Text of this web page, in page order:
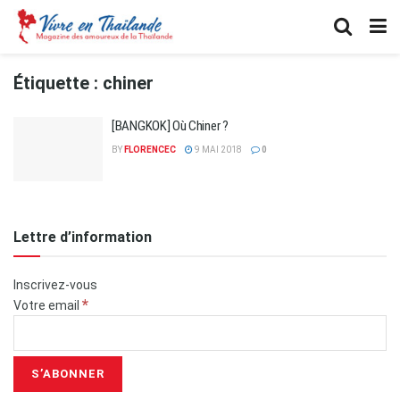
Étiquette : chiner
[BANGKOK] Où Chiner ?
BY FLORENCEC 9 MAI 2018 0
Lettre d’information
Inscrivez-vous
Votre email *